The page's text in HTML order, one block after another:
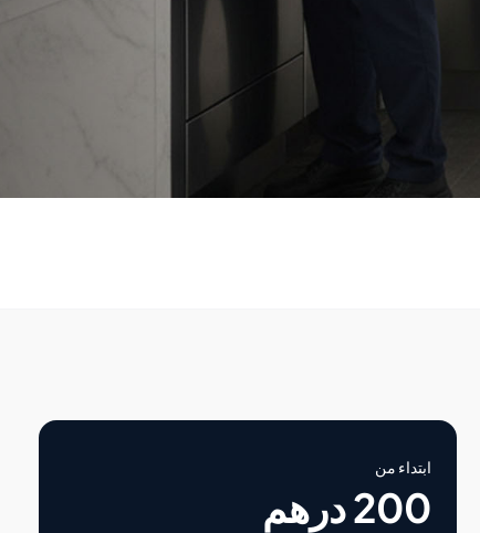
ابتداء من
200 درهم